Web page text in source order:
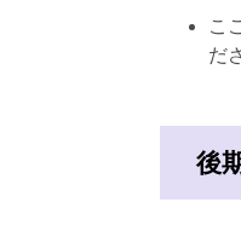
こ
だ
後